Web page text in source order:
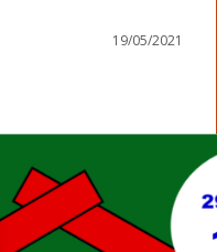
19/05/2021